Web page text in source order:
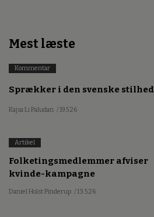
Mest læste
Kommentar
Sprækker i den svenske stilhed
Kajsa Li Paludan / 19.5.26
Artikel
Folketingsmedlemmer afviser
kvinde-kampagne
Daniel Holst Pinderup / 13.5.26